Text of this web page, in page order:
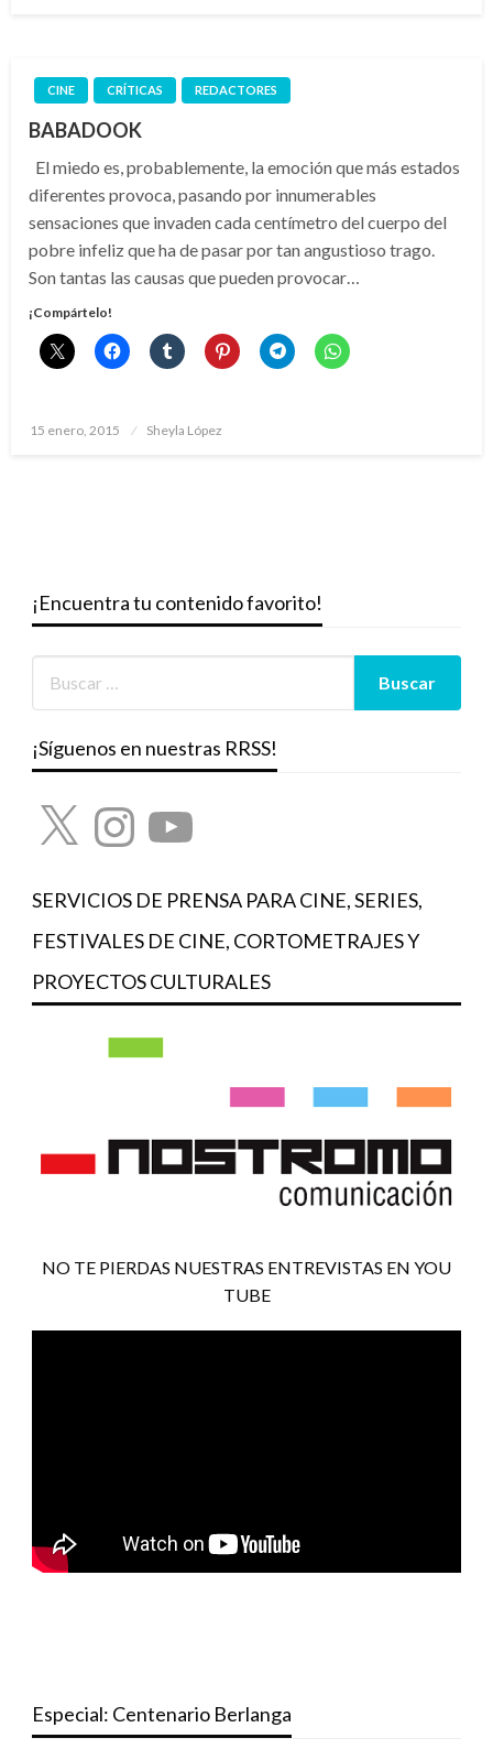
CINE CRÍTICAS REDACTORES
BABADOOK
El miedo es, probablemente, la emoción que más estados
diferentes provoca, pasando por innumerables
sensaciones que invaden cada centímetro del cuerpo del
pobre infeliz que ha de pasar por tan angustioso trago.
Son tantas las causas que pueden provocar…
¡Compártelo!
Publicado
15 enero, 2015 Sheyla López
¡Encuentra tu contenido favorito!
¡Síguenos en nuestras RRSS!
X InstagramYouTube
SERVICIOS DE PRENSA PARA CINE, SERIES,
FESTIVALES DE CINE, CORTOMETRAJES Y
PROYECTOS CULTURALES
NO TE PIERDAS NUESTRAS ENTREVISTAS EN YOU
TUBE
Especial: Centenario Berlanga